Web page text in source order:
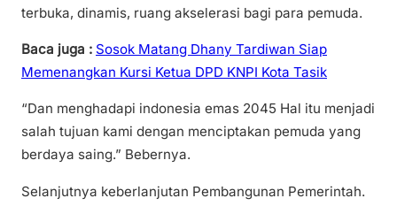
terbuka, dinamis, ruang akselerasi bagi para pemuda.
Baca juga : Sosok Matang Dhany Tardiwan Siap
Memenangkan Kursi Ketua DPD KNPI Kota Tasik
“Dan menghadapi indonesia emas 2045 Hal itu menjadi
salah tujuan kami dengan menciptakan pemuda yang
berdaya saing.” Bebernya.
Selanjutnya keberlanjutan Pembangunan Pemerintah.